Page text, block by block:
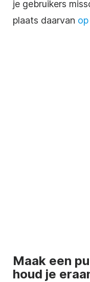
je gebruikers
plaats daarvan
Maak een
houd je